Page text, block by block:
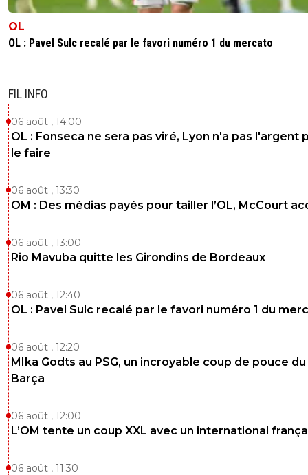
OL
OL : Pavel Sulc recalé par le favori numéro 1 du mercato
FIL INFO
06 août , 14:00
OL : Fonseca ne sera pas viré, Lyon n'a pas l'argent
le faire
06 août , 13:30
OM : Des médias payés pour tailler l’OL, McCourt
06 août , 13:00
Rio Mavuba quitte les Girondins de Bordeaux
06 août , 12:40
OL : Pavel Sulc recalé par le favori numéro 1 du
06 août , 12:20
MIka Godts au PSG, un incroyable coup de pouce du
Barça
06 août , 12:00
L’OM tente un coup XXL avec un international
06 août , 11:30